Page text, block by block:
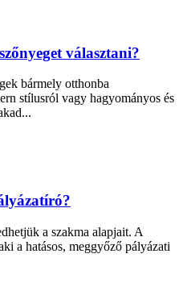
választani?
bármely otthonba
stílusról vagy hagyományos és
a szakma alapjait. A
a hatásos, meggyőző pályázati